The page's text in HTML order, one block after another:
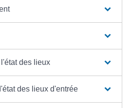
des lieux
des lieux d'entrée